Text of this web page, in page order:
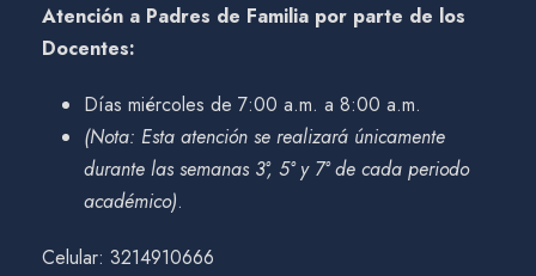
Atención a Padres de Familia por parte de los
Docentes:
Días miércoles de 7:00 a.m. a 8:00 a.m.
(Nota: Esta atención se realizará únicamente
durante las semanas 3°, 5° y 7° de cada periodo
académico).
Celular: 3214910666